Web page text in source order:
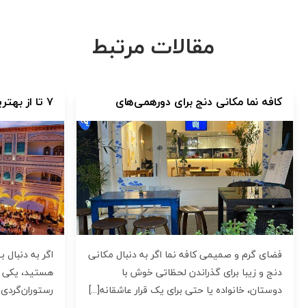
مقالات مرتبط
کافه نما مکانی دنج برای دورهمی‌های
دوستانه، قرارهای عاشقانه و سرگرمی‌های
هیجان‌انگیز
فضای گرم و صمیمی کافه نما اگر به دنبال مکانی
دنج و زیبا برای گذراندن لحظاتی خوش با
دوستان، خانواده یا حتی برای یک قرار عاشقانه[...]
۷ تا از
نباید از
اگر به
هستید، یکی